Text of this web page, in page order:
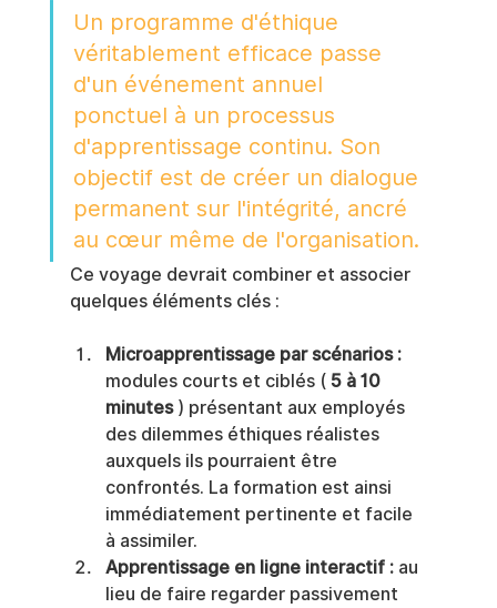
Un programme d'éthique
véritablement efficace passe
d'un événement annuel
ponctuel à un processus
d'apprentissage continu. Son
objectif est de créer un dialogue
permanent sur l'intégrité, ancré
au cœur même de l'organisation.
Ce voyage devrait combiner et associer
quelques éléments clés :
Microapprentissage par scénarios :
modules courts et ciblés ( 5 à 10
minutes ) présentant aux employés
des dilemmes éthiques réalistes
auxquels ils pourraient être
confrontés. La formation est ainsi
immédiatement pertinente et facile
à assimiler.
Apprentissage en ligne interactif : au
lieu de faire regarder passivement